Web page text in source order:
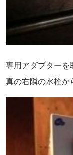
専用アダプターを
真の右隣の水栓か